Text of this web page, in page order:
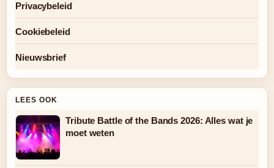
Privacybeleid
Cookiebeleid
Nieuwsbrief
LEES OOK
Tribute Battle of the Bands 2026: Alles wat je
moet weten